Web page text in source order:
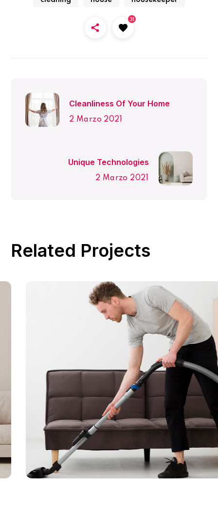
31
Cleanliness Of Your Home
2 Marzo 2021
Unique Technologies
2 Marzo 2021
Related Projects
CLEANING HOUSE
Cleaning After Repair